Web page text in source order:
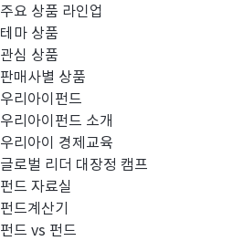
주요 상품 라인업
테마 상품
관심 상품
판매사별 상품
우리아이펀드
우리아이펀드 소개
우리아이 경제교육
글로벌 리더 대장정 캠프
펀드 자료실
펀드계산기
펀드 vs 펀드
펀드공시